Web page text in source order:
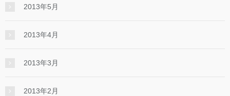
2013年5月
2013年4月
2013年3月
2013年2月